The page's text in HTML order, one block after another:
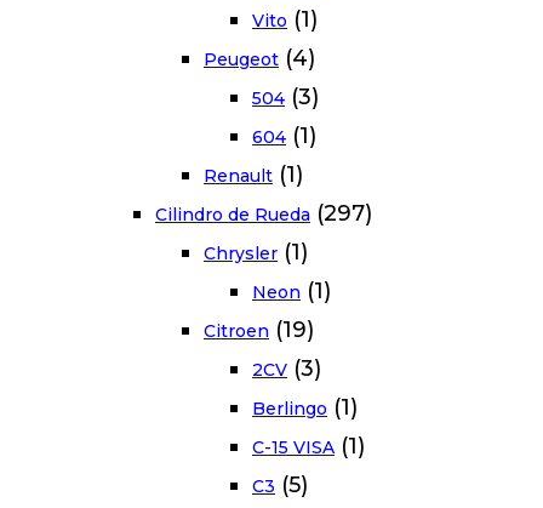
Vito (1)
Peugeot (4)
504 (3)
604 (1)
Renault (1)
Cilindro de Rueda (297)
Chrysler (1)
Neon (1)
Citroen (19)
2CV (3)
Berlingo (1)
C-15 VISA (1)
C3 (5)